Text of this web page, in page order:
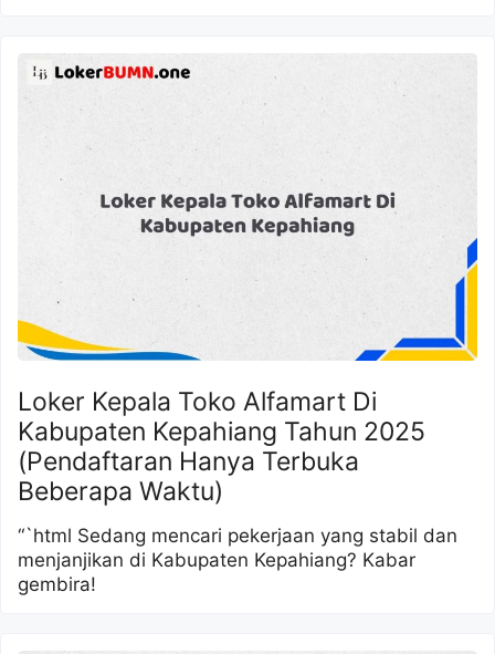
Loker Kepala Toko Alfamart Di
Kabupaten Kepahiang Tahun 2025
(Pendaftaran Hanya Terbuka
Beberapa Waktu)
“`html Sedang mencari pekerjaan yang stabil dan
menjanjikan di Kabupaten Kepahiang? Kabar
gembira!